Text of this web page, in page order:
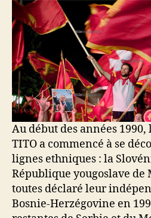
Au début des années 1990,
TITO a commencé à se
lignes ethniques : la
République yougoslave de
toutes déclaré leur
Bosnie-Herzégovine en